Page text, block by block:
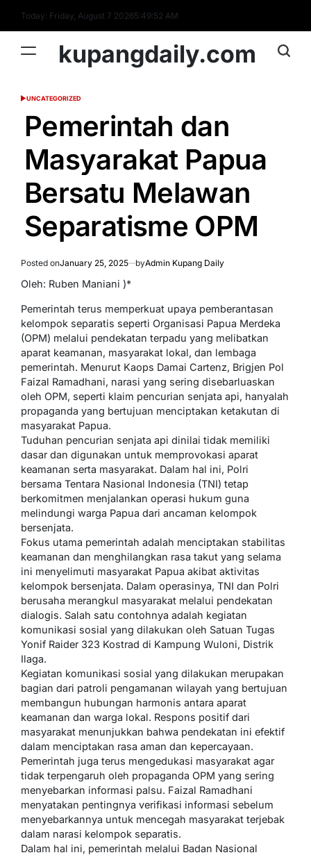
content
Today: Friday, August 7 20265:49:53 AM
kupangdaily.com
POSTED
UNCATEGORIZED
Pemerintah dan
Masyarakat Papua
Bersatu Melawan
Separatisme OPM
Posted onJanuary 25, 2025 byAdmin Kupang Daily
Oleh: Ruben Maniani )*
Pemerintah terus memperkuat upaya pemberantasan
kelompok separatis seperti Organisasi Papua Merdeka
(OPM) melalui pendekatan terpadu yang melibatkan
aparat keamanan, masyarakat lokal, dan lembaga
pemerintah. Menurut Kaops Damai Cartenz, Brigjen Pol
Faizal Ramadhani, narasi yang sering disebarluaskan
oleh OPM, seperti klaim pencurian senjata api, hanyalah
propaganda yang bertujuan menciptakan ketakutan di
masyarakat Papua.
Tuduhan pencurian senjata api dinilai tidak memiliki
dasar dan digunakan untuk memprovokasi aparat
keamanan serta masyarakat. Dalam hal ini, Polri
bersama Tentara Nasional Indonesia (TNI) tetap
berkomitmen menjalankan operasi hukum guna
melindungi warga Papua dari ancaman kelompok
bersenjata.
Fokus utama pemerintah adalah menciptakan stabilitas
keamanan dan menghilangkan rasa takut yang selama
ini menyelimuti masyarakat Papua akibat aktivitas
kelompok bersenjata. Dalam operasinya, TNI dan Polri
berusaha merangkul masyarakat melalui pendekatan
dialogis. Salah satu contohnya adalah kegiatan
komunikasi sosial yang dilakukan oleh Satuan Tugas
Yonif Raider 323 Kostrad di Kampung Wuloni, Distrik
Ilaga.
Kegiatan komunikasi sosial yang dilakukan merupakan
bagian dari patroli pengamanan wilayah yang bertujuan
membangun hubungan harmonis antara aparat
keamanan dan warga lokal. Respons positif dari
masyarakat menunjukkan bahwa pendekatan ini efektif
dalam menciptakan rasa aman dan kepercayaan.
Pemerintah juga terus mengedukasi masyarakat agar
tidak terpengaruh oleh propaganda OPM yang sering
menyebarkan informasi palsu. Faizal Ramadhani
menyatakan pentingnya verifikasi informasi sebelum
menyebarkannya untuk mencegah masyarakat terjebak
dalam narasi kelompok separatis.
Dalam hal ini, pemerintah melalui Badan Nasional